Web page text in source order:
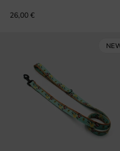
26,00 €